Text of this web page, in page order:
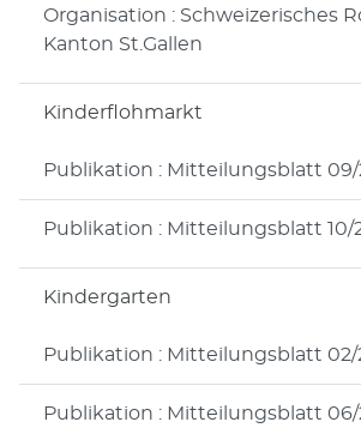
Organisation : Schweizerisches
Kanton St.Gallen
Kinderflohmarkt
Publikation : Mitteilungsblatt 09/
Publikation : Mitteilungsblatt 10/
Kindergarten
Publikation : Mitteilungsblatt 02/
Publikation : Mitteilungsblatt 06/